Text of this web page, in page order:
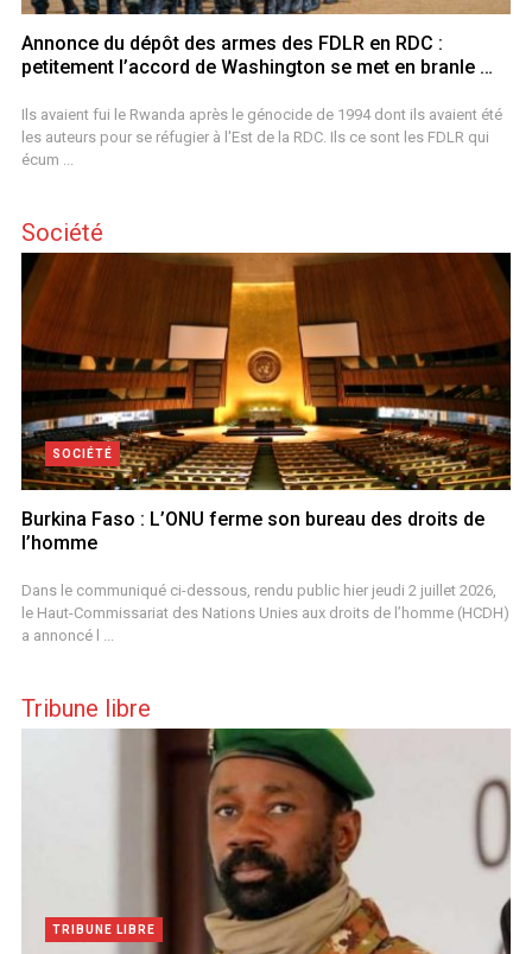
Annonce du dépôt des armes des FDLR en RDC :
petitement l’accord de Washington se met en branle …
Ils avaient fui le Rwanda après le génocide de 1994 dont ils avaient été
les auteurs pour se réfugier à l'Est de la RDC. Ils ce sont les FDLR qui
écum ...
Société
SOCIÉTÉ
Burkina Faso : L’ONU ferme son bureau des droits de
l’homme
Dans le communiqué ci-dessous, rendu public hier jeudi 2 juillet 2026,
le Haut-Commissariat des Nations Unies aux droits de l’homme (HCDH)
a annoncé l ...
Tribune libre
TRIBUNE LIBRE